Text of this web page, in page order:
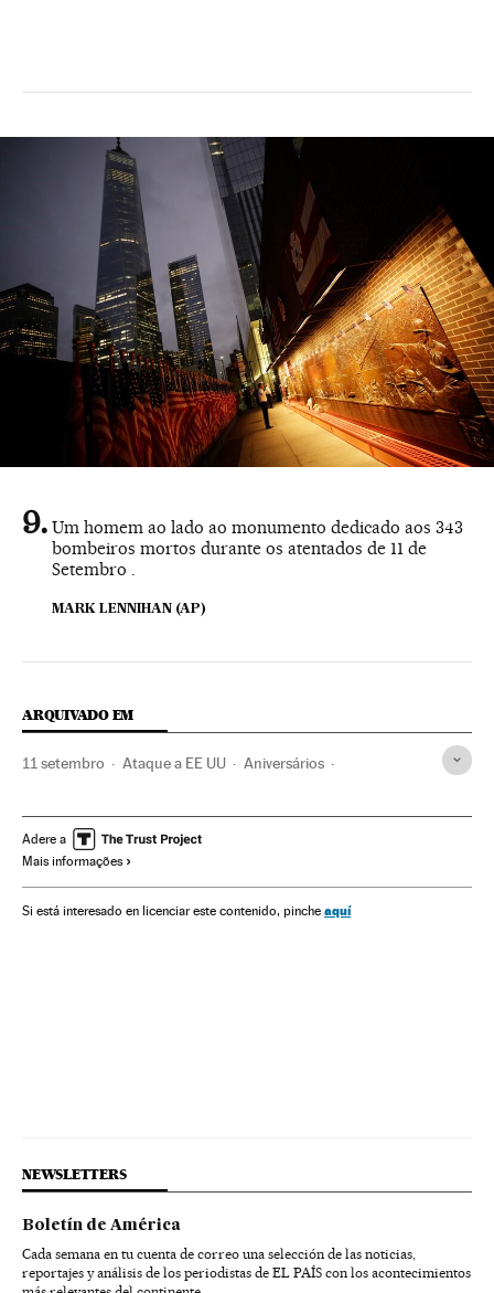
Um homem ao lado ao monumento dedicado aos 343
bombeiros mortos durante os atentados de 11 de
Setembro .
MARK LENNIHAN (AP)
ARQUIVADO EM
11 setembro Ataque a EE UU Aniversários
Adere a
Mais informações
Si está interesado en licenciar este contenido, pinche aquí
NEWSLETTERS
Boletín de América
Cada semana en tu cuenta de correo una selección de las noticias,
reportajes y análisis de los periodistas de EL PAÍS con los acontecimientos